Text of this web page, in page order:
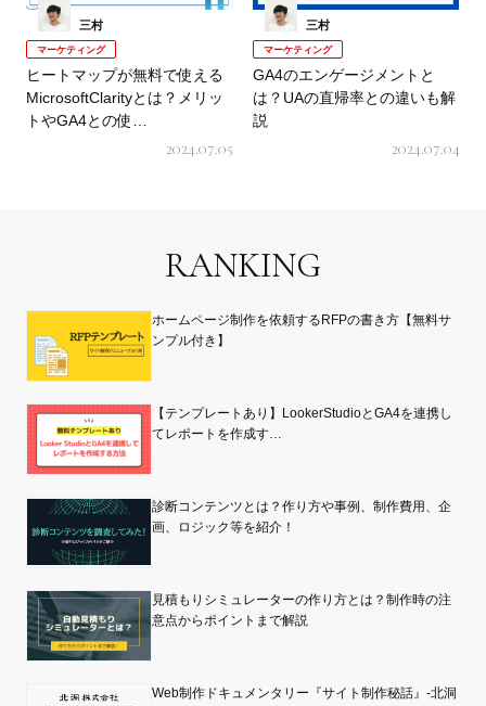
三村
マーケティング
ヒートマップが無料で使える
MicrosoftClarityとは？メリッ
トやGA4との使…
2024.07.05
三村
マーケティング
GA4のエンゲージメントと
は？UAの直帰率との違いも解
説
2024.07.04
RANKING
ホームページ制作を依頼するRFPの書き方【無料サ
ンプル付き】
【テンプレートあり】LookerStudioとGA4を連携し
てレポートを作成す…
診断コンテンツとは？作り方や事例、制作費用、企
画、ロジック等を紹介！
見積もりシミュレーターの作り方とは？制作時の注
意点からポイントまで解説
Web制作ドキュメンタリー『サイト制作秘話』-北洞